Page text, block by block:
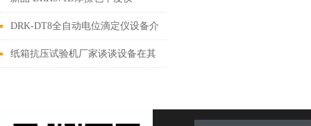
DRK-DT8全自动电位滴定仪设备介
绍
纸箱抗压试验机厂家谈谈设备在其